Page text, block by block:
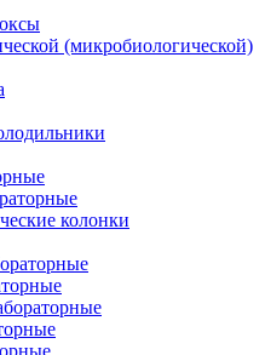
(микробиологической)
колонки